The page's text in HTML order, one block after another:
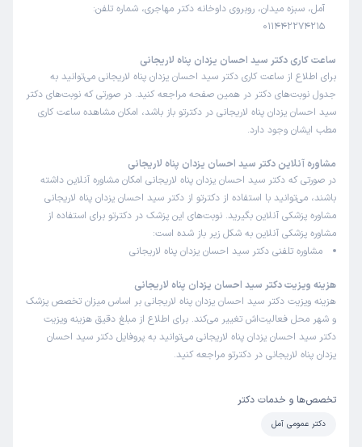
آمل، سبزه میدان، روبروی داوخانه دکتر مهاجری، شماره تلفن:
011442274215
ساعت کاری دکتر سید احسان یزدان پناه لاریجانی
برای اطلاع از ساعت کاری دکتر سید احسان یزدان پناه لاریجانی می‌توانید به
جدول نوبت‌های دکتر در همین صفحه مراجعه کنید. در صورتی که نوبت‌های دکتر
سید احسان یزدان پناه لاریجانی در دکترتو باز باشد، امکان مشاهده ساعت کاری
مطب ایشان وجود دارد.
مشاوره آنلاین دکتر سید احسان یزدان پناه لاریجانی
در صورتی که دکتر سید احسان یزدان پناه لاریجانی امکان مشاوره آنلاین داشته
باشند، می‌توانید با استفاده از دکترتو از دکتر سید احسان یزدان پناه لاریجانی
مشاوره پزشکی آنلاین بگیرید. نوبت‌های این پزشک در دکترتو برای استفاده از
مشاوره پزشکی آنلاین به شکل زیر باز شده است:
مشاوره تلفنی دکتر سید احسان یزدان پناه لاریجانی
هزینه ویزیت دکتر سید احسان یزدان پناه لاریجانی
هزینه ویزیت دکتر سید احسان یزدان پناه لاریجانی بر اساس میزان تخصص پزشک
و شهر محل فعالیت‌اش تغییر می‌کند. برای اطلاع از مبلغ دقیق هزینه ویزیت
دکتر سید احسان یزدان پناه لاریجانی می‌توانید به پروفایل دکتر سید احسان
یزدان پناه لاریجانی در دکترتو مراجعه کنید.
تخصص‌ها و خدمات دکتر
دکتر عمومی آمل